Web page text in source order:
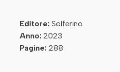
Editore: Solferino
Anno: 2023
Pagine: 288